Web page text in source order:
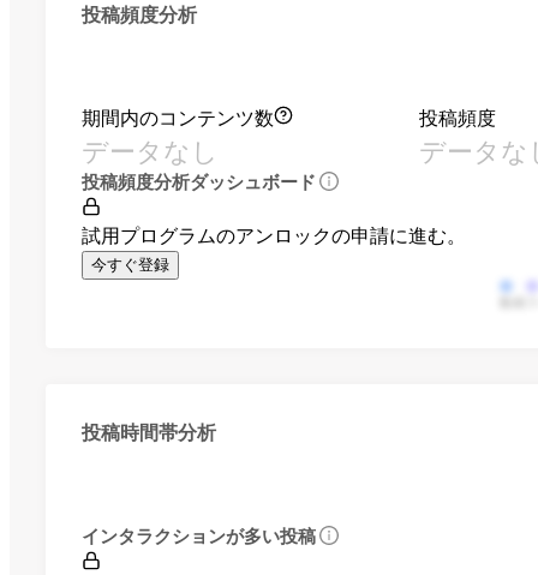
投稿頻度分析
期間内のコンテンツ数
データなし
投稿頻度
データな
投稿頻度分析ダッシュボード
試用プログラムのアンロックの申請に進む。
今すぐ登録
投稿時間帯分析
インタラクションが多い投稿